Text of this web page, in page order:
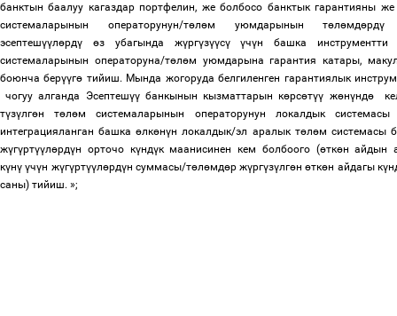
банктын баалуу кагаздар портфелин, же болбосо банктык гарантияны же
системаларынын операторунун/төлөм уюмдарынын төлөмдөрдү
эсептешүүлөрдү өз убагында жүргүзүүсү үчүн башка инструментти
системаларынын операторуна/төлөм уюмдарына гарантия катары,
боюнча берүүгө тийиш. Мында жогоруда белгиленген гарантиялык
чогуу алганда Эсептешүүбанкынын кызматтарын көрсөтүү жөнүндө
түзүлгөн төлөм системаларынын операторунун локалдык системасы
интеграцияланган башкаөлкөнүн локалдык/эл аралык төлөм системасы
жүгүртүүлөрдүн орточо күндүк маанисинен кем болбоого (өткөн айдын
күнү үчүн жүгүртүүлөрдүн суммасы/төлөмдөр жүргүзүлгөнөткөн айдагы кү
саны) тийиш. »;